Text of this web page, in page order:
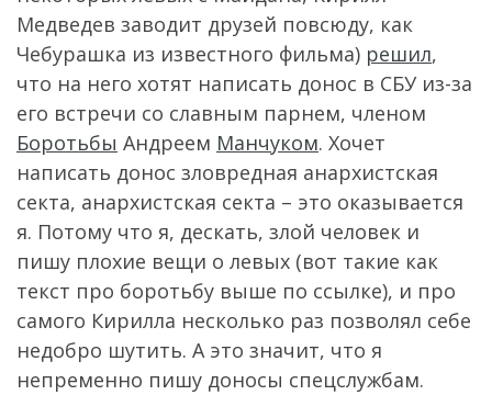
Медведев заводит друзей повсюду, как
Чебурашка из известного фильма) решил,
что на него хотят написать донос в СБУ из-за
его встречи со славным парнем, членом
Боротьбы Андреем Манчуком. Хочет
написать донос зловредная анархистская
секта, анархистская секта – это оказывается
я. Потому что я, дескать, злой человек и
пишу плохие вещи о левых (вот такие как
текст про боротьбу выше по ссылке), и про
самого Кирилла несколько раз позволял себе
недобро шутить. А это значит, что я
непременно пишу доносы спецслужбам.